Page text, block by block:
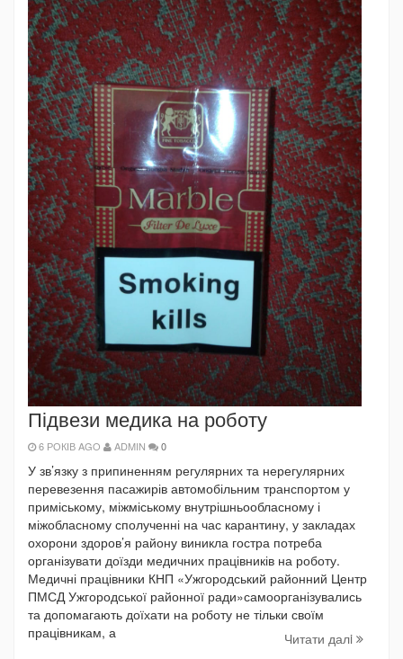
Підвези медика на роботу
6 РОКІВ AGO ADMIN 0
У зв’язку з припиненням регулярних та нерегулярних
перевезення пасажирів автомобільним транспортом у
приміському, міжміському внутрішньообласному і
міжобласному сполученні на час карантину, у закладах
охорони здоров’я району виникла гостра потреба
організувати доїзди медичних працівників на роботу.
Медичні працівники КНП «Ужгородський районний Центр
ПМСД Ужгородської районної ради»самоорганізувались
та допомагають доїхати на роботу не тільки своїм
працівникам, а
Читати далi